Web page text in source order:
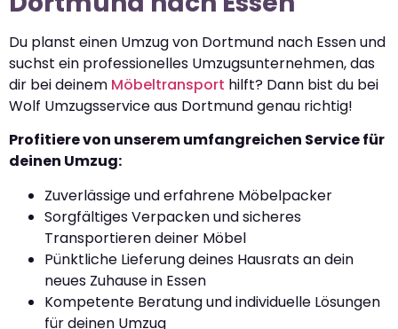
Du planst einen Umzug von Dortmund nach Essen und
suchst ein professionelles Umzugsunternehmen, das
dir bei deinem Möbeltransport hilft? Dann bist du bei
Wolf Umzugsservice aus Dortmund genau richtig!
Profitiere von unserem umfangreichen Service für
deinen Umzug:
Zuverlässige und erfahrene Möbelpacker
Sorgfältiges Verpacken und sicheres
Transportieren deiner Möbel
Pünktliche Lieferung deines Hausrats an dein
neues Zuhause in Essen
Kompetente Beratung und individuelle Lösungen
für deinen Umzug